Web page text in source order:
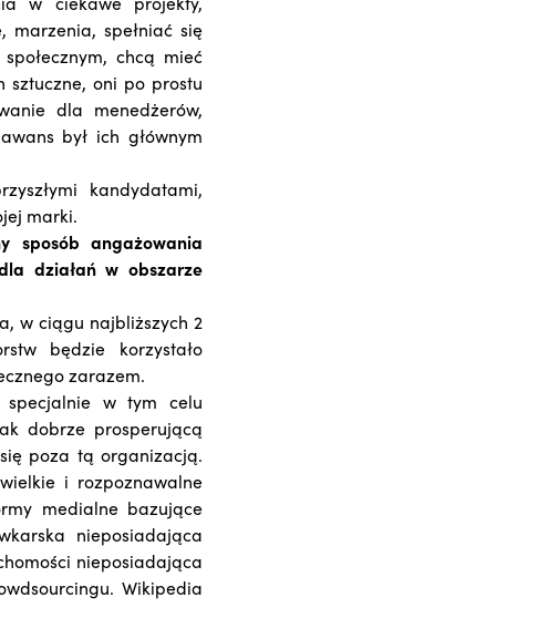
spełniać się
chcą mieć
sztuczne, oni po prostu
dla menedżerów,
był ich głównym
kandydatami,
marki.
sposób angażowania
działań w obszarze
w ciągu najbliższych 2
będzie korzystało
zarazem.
specjalnie w tym celu
dobrze prosperującą
poza tą organizacją.
i rozpoznawalne
medialne bazujące
nieposiadająca
nieposiadająca
Wikipedia